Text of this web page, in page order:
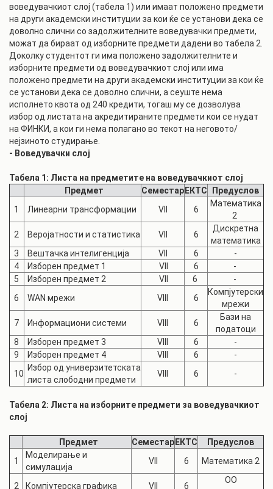
воведувачкиот слој (табела 1) или имаат положено предмети
на други академски институции за кои ќе се установи дека се
доволно слични со задолжителните воведувачки предмети,
можат да бираат од изборните предмети дадени во табела 2.
Доколку студентот ги има положено задолжителните и
изборните предмети од воведувачкиот слој или има
положено предмети на други академски институции за кои ќе
се установи дека се доволно слични, а сеуште нема
исполнето квота од 240 кредити, тогаш му се дозволува
избор од листата на акредитираните предмети кои се нудат
на ФИНКИ, а кои ги нема полагано во текот на неговото/
нејзиното студирање.
- Воведувачки слој
Табела 1: Листа на предметите на воведувачкиот слој
Предмет
Семестар ЕКТС
Предуслов
1
Линеарни трансформации VII 6
Математика
2
2
Веројатности и статистика VII 6
Дискретна
математика
3
Вештачка интелигенција VII 6
-
4
Изборен предмет 1 VII 6
-
5
Изборен предмет 2 VII 6
-
6
WAN мрежи VIII 6
Компјутерски
мрежи
7
Информациони системи VIII 6
Бази на
податоци
8
Изборен предмет 3 VIII 6
-
9
Изборен предмет 4 VIII 6
-
10
Избор од универзитетската
листа слободни предмети
VIII 6 -
Табела 2: Листа на изборните предмети за воведувачкиот
слој
Предмет Семестар ЕКТС
Предуслов
1
Моделирање и
симулација
VII 6 Математика 2
2 Компјутерска графика VII 6
ОО